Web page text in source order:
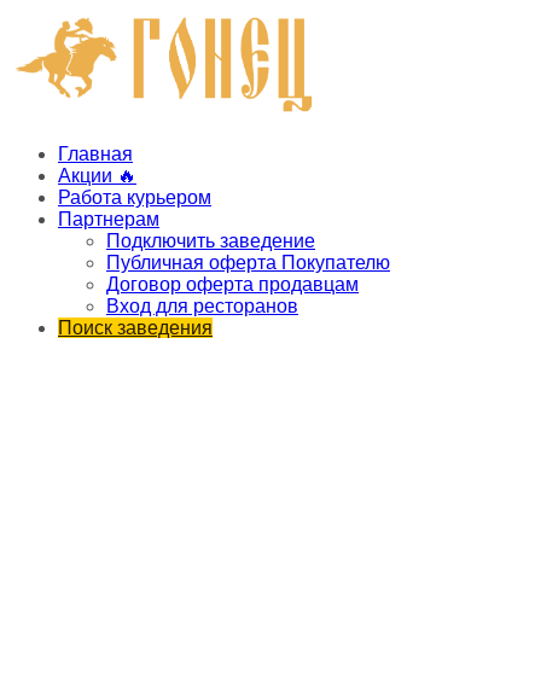
Главная
Акции 🔥
Работа курьером
Партнерам
Подключить заведение
Публичная оферта Покупателю
Договор оферта продавцам
Вход для ресторанов
Поиск заведения